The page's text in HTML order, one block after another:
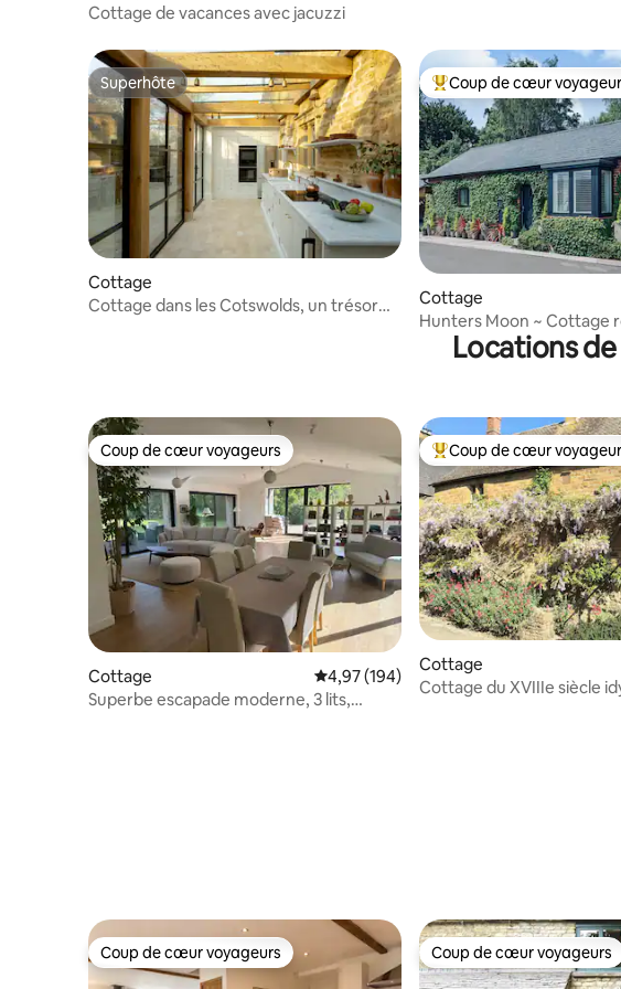
Cottage de vacances avec jacuzzi
Superhôte
Superhôte
Cottage
Cottage dans les Cotswolds, un trésor
Coups de cœur
Coup de cœur
Cottage
Hunters Moon ~ Cottage
avec baignoire chauffée
Locations
Coup de cœur voyageurs
Coup de cœur voyageurs
Cottage Évaluation moyenne sur la base de 194
4,97 (194)
Superbe escapade moderne, 3 lits,
Coups de cœur
Coup de cœur
Cottage
Cottage du XVIIIe siècle
Coup de cœur voyageurs
Coup de cœur voyageurs Coup de cœur voyageurs
Coup de cœur voyageurs